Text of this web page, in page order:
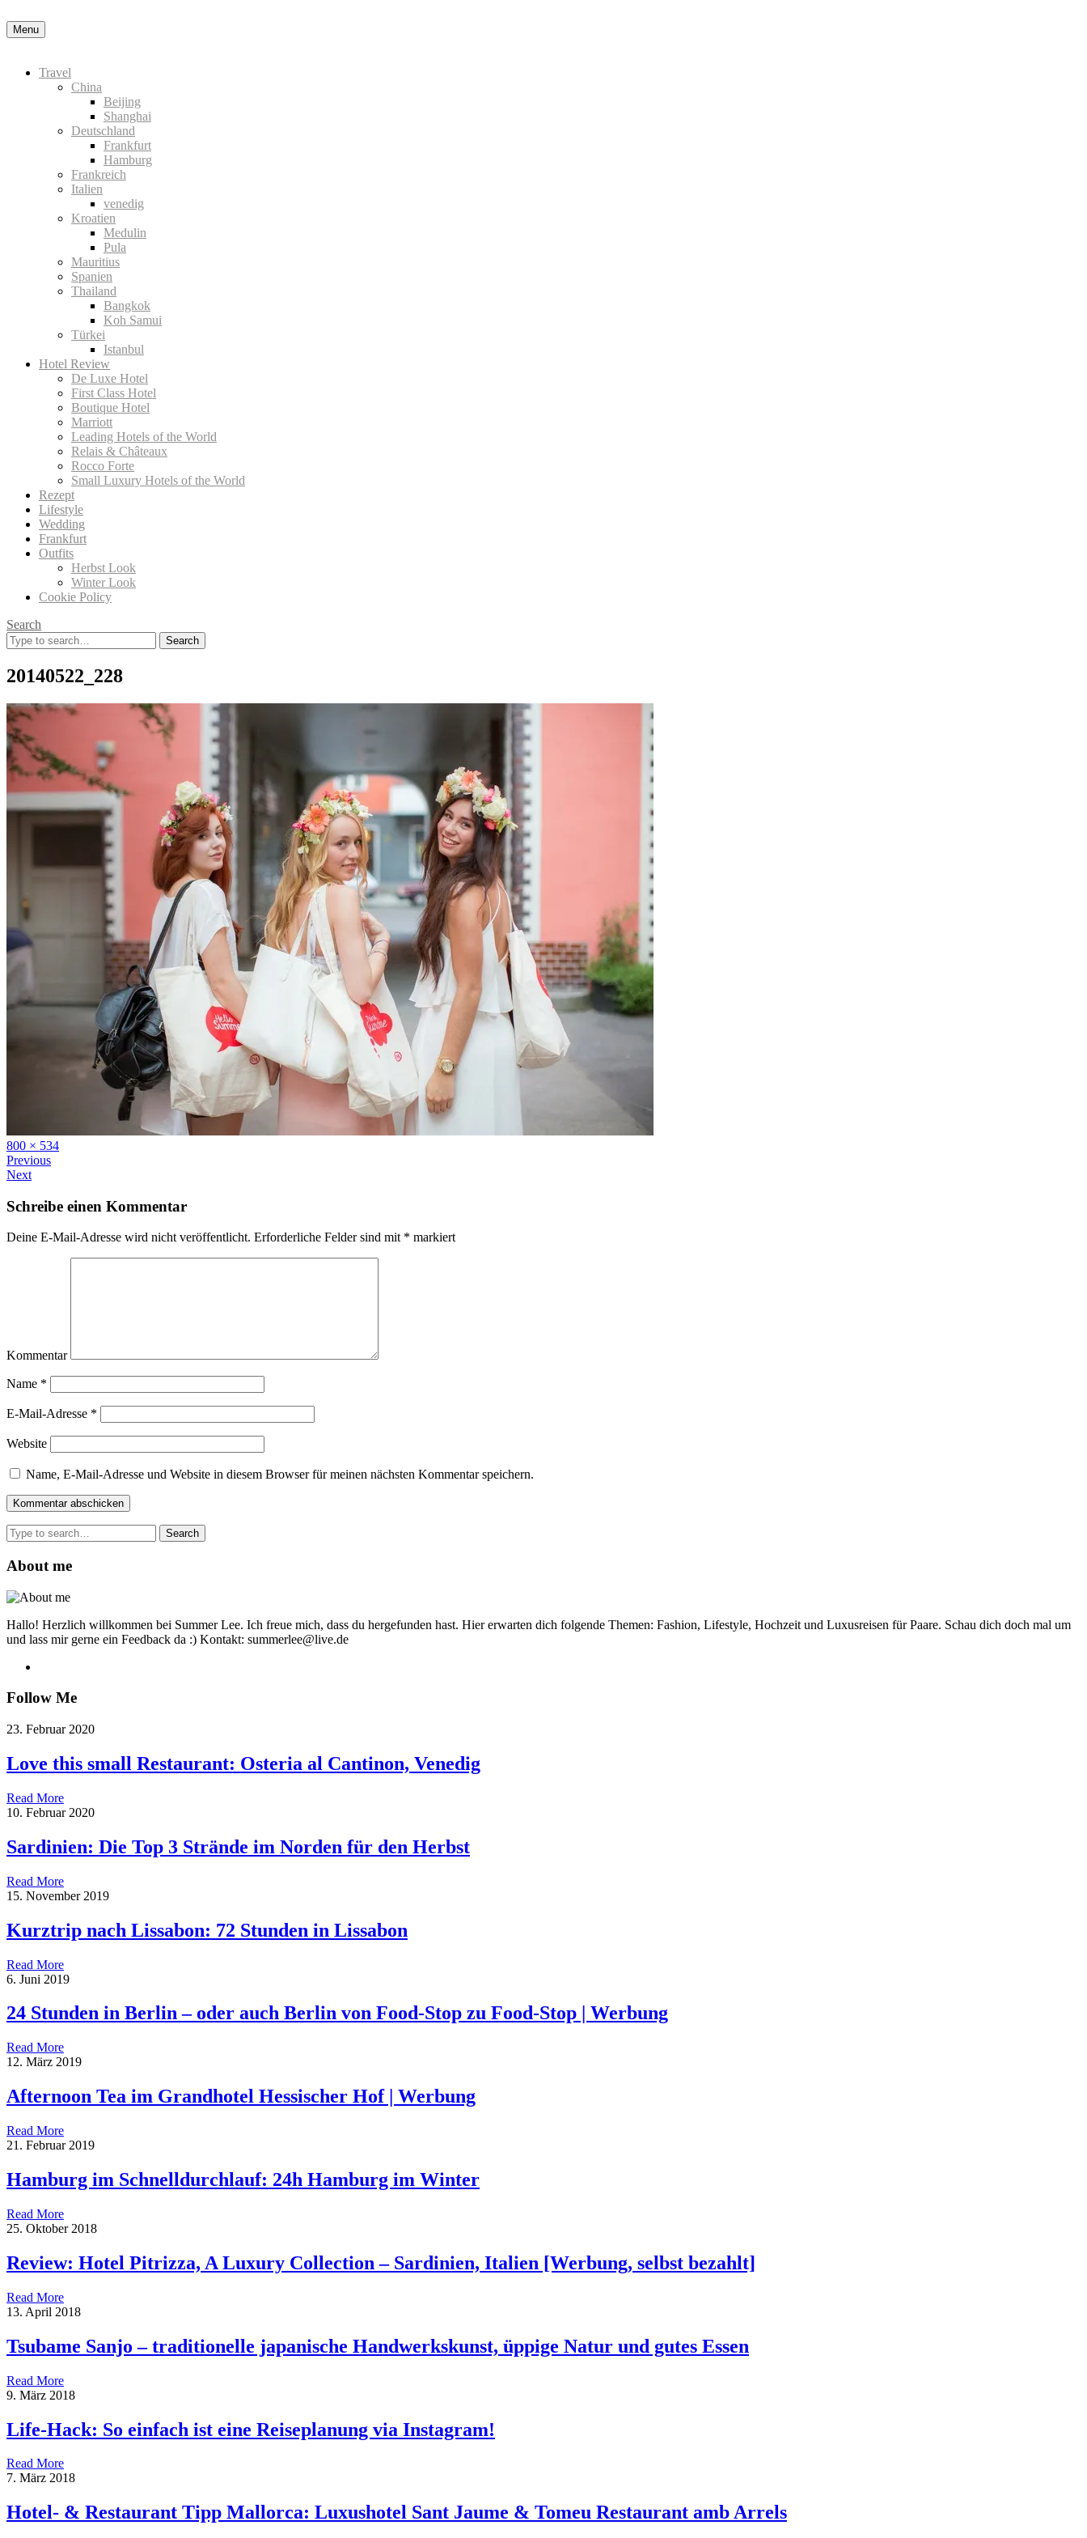
Menu
Travel
China
Beijing
Shanghai
Deutschland
Frankfurt
Hamburg
Frankreich
Italien
venedig
Kroatien
Medulin
Pula
Mauritius
Spanien
Thailand
Bangkok
Koh Samui
Türkei
Istanbul
Hotel Review
De Luxe Hotel
First Class Hotel
Boutique Hotel
Marriott
Leading Hotels of the World
Relais & Châteaux
Rocco Forte
Small Luxury Hotels of the World
Rezept
Lifestyle
Wedding
Frankfurt
Outfits
Herbst Look
Winter Look
Cookie Policy
Search
Search
for:
20140522_228
Full
size
800 × 534
Previous
Next
Schreibe einen Kommentar
Deine E-Mail-Adresse wird nicht veröffentlicht. Erforderliche Felder sind mit * markiert
Kommentar
Name *
E-Mail-Adresse *
Website
Name, E-Mail-Adresse und Website in diesem Browser für meinen nächsten Kommentar speichern.
Search
for:
About me
Hallo! Herzlich willkommen bei Summer Lee. Ich freue mich, dass du hergefunden hast. Hier erwarten dich folgende Themen: Fashion, Lifestyle, Hochzeit und Luxusreisen für Paare. Schau dich doch mal um
und lass mir gerne ein Feedback da :) Kontakt: summerlee@live.de
Follow Me
23. Februar 2020
Love this small Restaurant: Osteria al Cantinon, Venedig
Read More
10. Februar 2020
Sardinien: Die Top 3 Strände im Norden für den Herbst
Read More
15. November 2019
Kurztrip nach Lissabon: 72 Stunden in Lissabon
Read More
6. Juni 2019
24 Stunden in Berlin – oder auch Berlin von Food-Stop zu Food-Stop | Werbung
Read More
12. März 2019
Afternoon Tea im Grandhotel Hessischer Hof | Werbung
Read More
21. Februar 2019
Hamburg im Schnelldurchlauf: 24h Hamburg im Winter
Read More
25. Oktober 2018
Review: Hotel Pitrizza, A Luxury Collection – Sardinien, Italien [Werbung, selbst bezahlt]
Read More
13. April 2018
Tsubame Sanjo – traditionelle japanische Handwerkskunst, üppige Natur und gutes Essen
Read More
9. März 2018
Life-Hack: So einfach ist eine Reiseplanung via Instagram!
Read More
7. März 2018
Hotel- & Restaurant Tipp Mallorca: Luxushotel Sant Jaume & Tomeu Restaurant amb Arrels